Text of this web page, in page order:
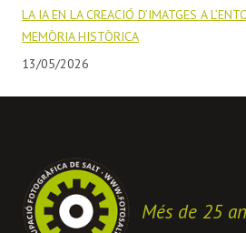
LA IA EN LA CREACIÓ D’IMATGES A
MEMÒRIA HISTÒRICA
13/05/2026
Més de 25